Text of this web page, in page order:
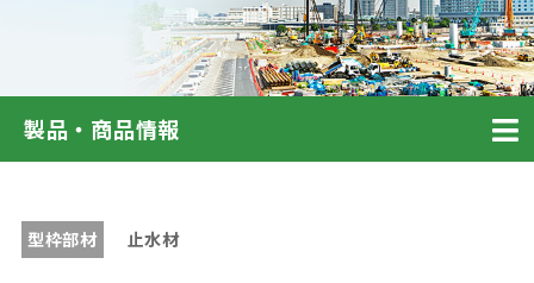
製品・商品情報
型枠部材 止水材